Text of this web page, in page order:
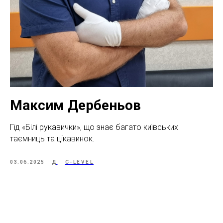
Максим Дербеньов
Гід «Білі рукавички», що знає багато київських
таємниць та цікавинок.
03.06.2025 Д C-LEVEL